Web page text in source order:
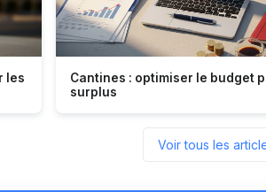
les
Cantines : optimiser le budget
surplus
Voir tous les